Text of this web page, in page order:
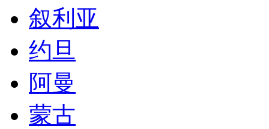
叙利亚
约旦
阿曼
蒙古